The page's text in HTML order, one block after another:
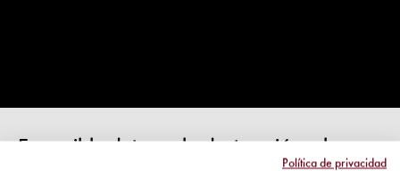
Es posible detener la destrucción y la
Política de privacidad